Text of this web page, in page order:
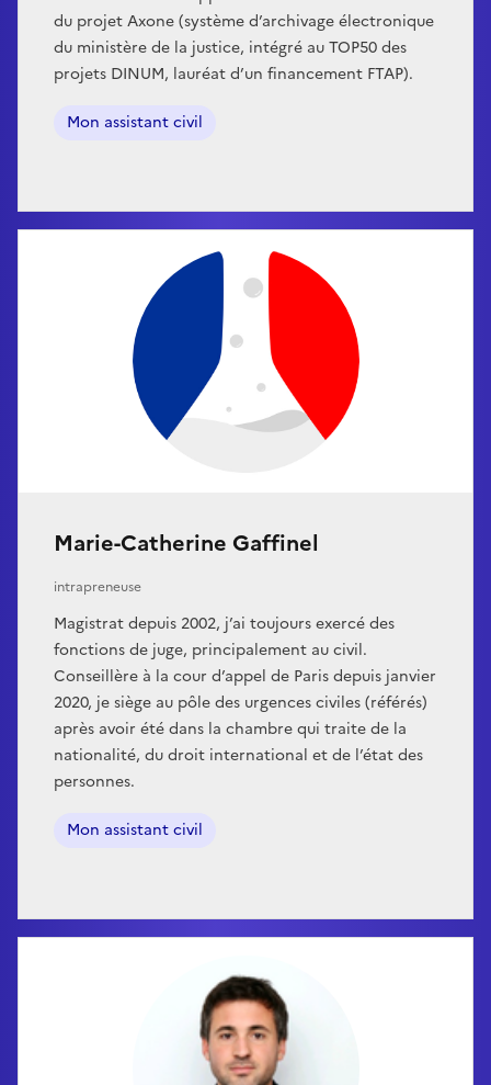
du projet Axone (système d’archivage électronique
du ministère de la justice, intégré au TOP50 des
projets DINUM, lauréat d’un financement FTAP).
Mon assistant civil
Marie-Catherine Gaffinel
intrapreneuse
Magistrat depuis 2002, j’ai toujours exercé des
fonctions de juge, principalement au civil.
Conseillère à la cour d’appel de Paris depuis janvier
2020, je siège au pôle des urgences civiles (référés)
après avoir été dans la chambre qui traite de la
nationalité, du droit international et de l’état des
personnes.
Mon assistant civil